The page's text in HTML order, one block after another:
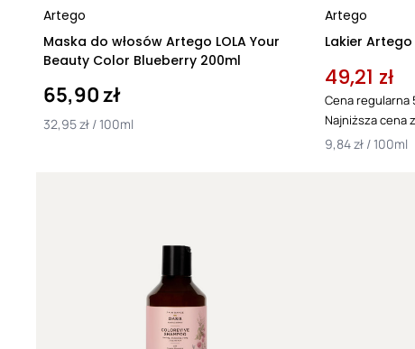
Artego
Maska do włosów Artego LOLA Your
Beauty Color Blueberry 200ml
65,90 zł
32,95 zł / 100ml
Artego
Lakier
49,21 zł
Cena regularna
Najniższa cena
9,84 zł / 100ml